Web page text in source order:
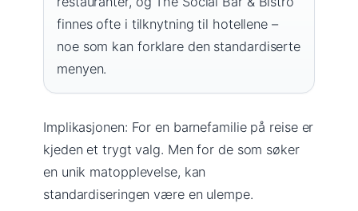
finnes ofte i tilknytning til hotellene –
noe som kan forklare den standardiserte
menyen.
Implikasjonen: For en barnefamilie på reise er
kjeden et trygt valg. Men for de som søker
en unik matopplevelse, kan
standardiseringen være en ulempe.